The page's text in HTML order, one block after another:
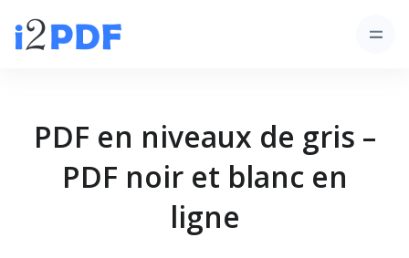
PDF en niveaux de gris –
PDF noir et blanc en
ligne